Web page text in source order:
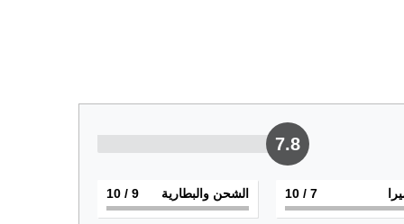
7.8
7
/ 10 الشحن والبطارية 9
/ 10